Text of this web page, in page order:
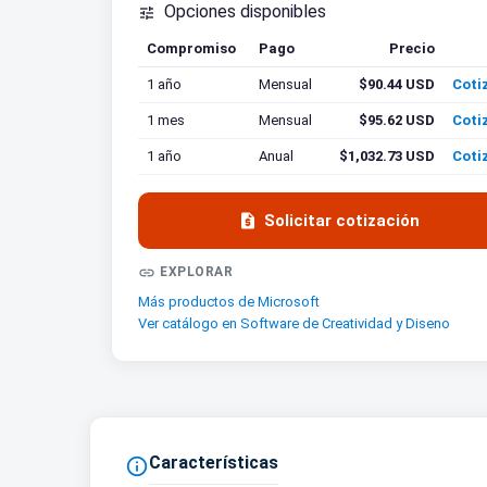
 Opciones disponibles
Compromiso Pago Precio
1 año
Mensual $90.44 USD
1 mes Mensual $95.62 USD
1 año Anual $1,032.73 USD
 Solicitar cotización
 EXPLORAR
Más productos de Microsoft
Ver catálogo en Software de Creatividad y Diseno
Características